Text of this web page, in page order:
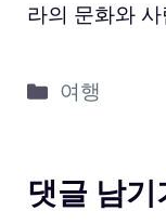
라의 문화와
카
리
여행
댓글 남기